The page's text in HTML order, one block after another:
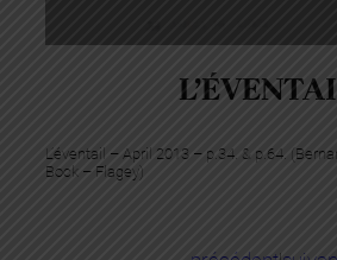
L’éventail – April 2013 – p.34. & p.64.
Bock – Flagey)